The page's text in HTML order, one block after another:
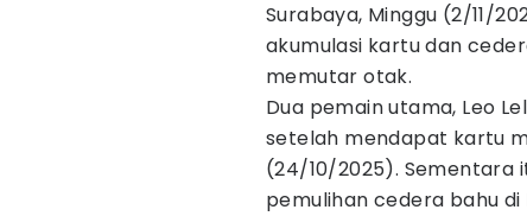
Surabaya, Minggu (2/11/
akumulasi kartu dan
memutar otak.
Dua pemain utama, Leo
setelah mendapat kartu
(24/10/2025). Sementara
pemulihan cedera bahu di